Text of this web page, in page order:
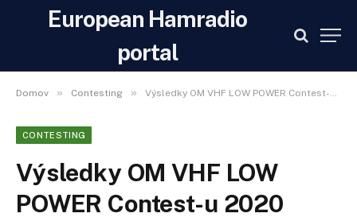
European Hamradio
portal
Domov » Contesting » Výsledky OM VHF LOW POWER Contest-u 2020
CONTESTING
Výsledky OM VHF LOW
POWER Contest-u 2020